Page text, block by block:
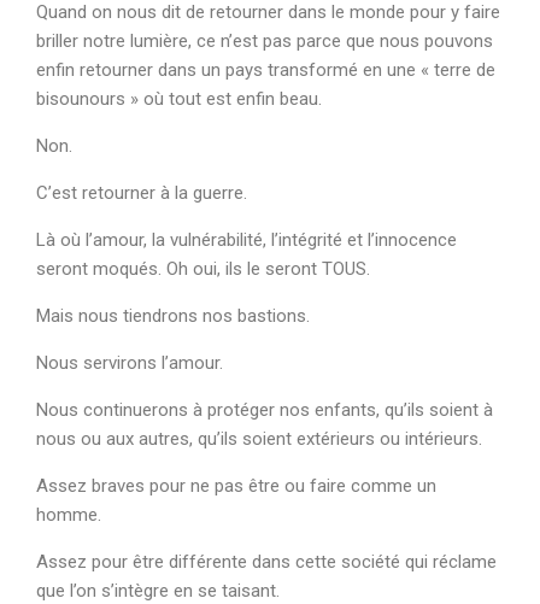
Quand on nous dit de retourner dans le monde pour y faire
briller notre lumière, ce n’est pas parce que nous pouvons
enfin retourner dans un pays transformé en une « terre de
bisounours » où tout est enfin beau.
Non.
C’est retourner à la guerre.
Là où l’amour, la vulnérabilité, l’intégrité et l’innocence
seront moqués. Oh oui, ils le seront TOUS.
Mais nous tiendrons nos bastions.
Nous servirons l’amour.
Nous continuerons à protéger nos enfants, qu’ils soient à
nous ou aux autres, qu’ils soient extérieurs ou intérieurs.
Assez braves pour ne pas être ou faire comme un
homme.
Assez pour être différente dans cette société qui réclame
que l’on s’intègre en se taisant.